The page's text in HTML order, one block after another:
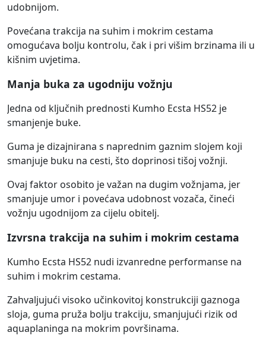
udobnijom.
Povećana trakcija na suhim i mokrim cestama
omogućava bolju kontrolu, čak i pri višim brzinama ili u
kišnim uvjetima.
Manja buka za ugodniju vožnju
Jedna od ključnih prednosti Kumho Ecsta HS52 je
smanjenje buke.
Guma je dizajnirana s naprednim gaznim slojem koji
smanjuje buku na cesti, što doprinosi tišoj vožnji.
Ovaj faktor osobito je važan na dugim vožnjama, jer
smanjuje umor i povećava udobnost vozača, čineći
vožnju ugodnijom za cijelu obitelj.
Izvrsna trakcija na suhim i mokrim cestama
Kumho Ecsta HS52 nudi izvanredne performanse na
suhim i mokrim cestama.
Zahvaljujući visoko učinkovitoj konstrukciji gaznoga
sloja, guma pruža bolju trakciju, smanjujući rizik od
aquaplaninga na mokrim površinama.